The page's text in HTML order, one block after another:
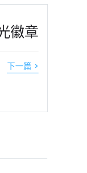
徽章
下一篇 >